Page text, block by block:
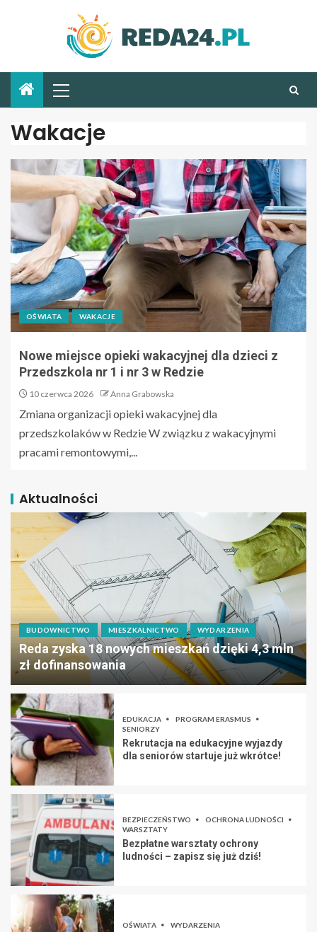
Wakacje
OŚWIATA WAKACJE
Nowe miejsce opieki wakacyjnej dla dzieci z
Przedszkola nr 1 i nr 3 w Redzie
10 czerwca 2026 Anna Grabowska
Zmiana organizacji opieki wakacyjnej dla
przedszkolaków w Redzie W związku z wakacyjnymi
pracami remontowymi,...
Aktualności
BUDOWNICTWO MIESZKALNICTWO WYDARZENIA
Reda zyska 18 nowych mieszkań dzięki 4,3 mln
zł dofinansowania
EDUKACJA
PROGRAM ERASMUS
SENIORZY
Rekrutacja na edukacyjne wyjazdy
dla seniorów startuje już wkrótce!
BEZPIECZEŃSTWO
OCHRONA LUDNOŚCI
WARSZTATY
Bezpłatne warsztaty ochrony
ludności – zapisz się już dziś!
OŚWIATA WYDARZENIA